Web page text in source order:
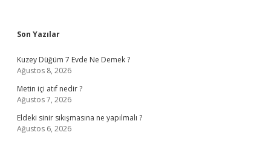
Sidebar
Son Yazılar
Kuzey Düğüm 7 Evde Ne Demek ?
Ağustos 8, 2026
Metin içi atıf nedir ?
Ağustos 7, 2026
Eldeki sinir sıkışmasına ne yapılmalı ?
Ağustos 6, 2026